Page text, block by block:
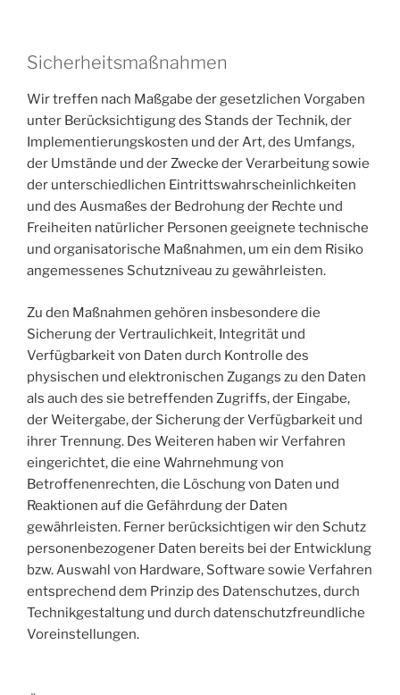
Sicherheitsmaßnahmen
Wir treffen nach Maßgabe der gesetzlichen Vorgaben
unter Berücksichtigung des Stands der Technik, der
Implementierungskosten und der Art, des Umfangs,
der Umstände und der Zwecke der Verarbeitung sowie
der unterschiedlichen Eintrittswahrscheinlichkeiten
und des Ausmaßes der Bedrohung der Rechte und
Freiheiten natürlicher Personen geeignete technische
und organisatorische Maßnahmen, um ein dem Risiko
angemessenes Schutzniveau zu gewährleisten.
Zu den Maßnahmen gehören insbesondere die
Sicherung der Vertraulichkeit, Integrität und
Verfügbarkeit von Daten durch Kontrolle des
physischen und elektronischen Zugangs zu den Daten
als auch des sie betreffenden Zugriffs, der Eingabe,
der Weitergabe, der Sicherung der Verfügbarkeit und
ihrer Trennung. Des Weiteren haben wir Verfahren
eingerichtet, die eine Wahrnehmung von
Betroffenenrechten, die Löschung von Daten und
Reaktionen auf die Gefährdung der Daten
gewährleisten. Ferner berücksichtigen wir den Schutz
personenbezogener Daten bereits bei der Entwicklung
bzw. Auswahl von Hardware, Software sowie Verfahren
entsprechend dem Prinzip des Datenschutzes, durch
Technikgestaltung und durch datenschutzfreundliche
Voreinstellungen.